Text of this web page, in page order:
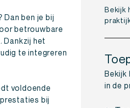
Dan ben je bij
betrouwbare
Dankzij het
te integreren
voldoende
bij
Bekijk
Bekijk
in de